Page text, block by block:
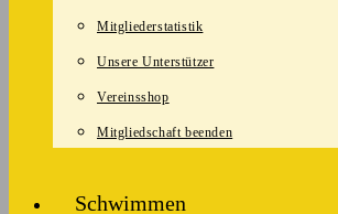
Mitgliederstatistik
Unsere Unterstützer
Vereinsshop
Mitgliedschaft beenden
Schwimmen